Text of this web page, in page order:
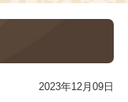
a
n
2023年12月09日